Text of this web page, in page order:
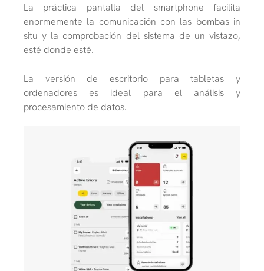
La práctica pantalla del smartphone facilita
enormemente la comunicación con las bombas in
situ y la comprobación del sistema de un vistazo,
esté donde esté.
La versión de escritorio para tabletas y
ordenadores es ideal para el análisis y
procesamiento de datos.